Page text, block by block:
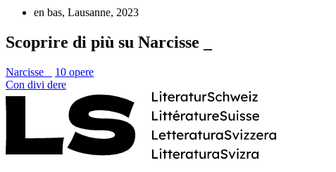
en bas, Lausanne, 2023
Scoprire di più su Narcisse _
Narcisse _
10 opere
Con divi dere